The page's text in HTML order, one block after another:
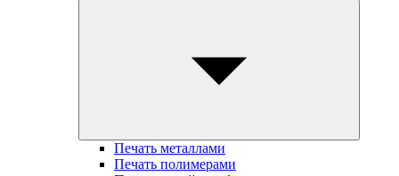
Печать металлами
Печать полимерами